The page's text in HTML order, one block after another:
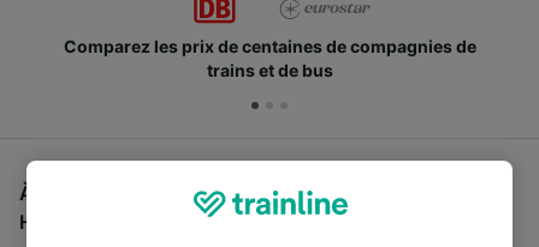
Comparez les prix de centaines de compagnies de
trains et de bus
À la recherche d'un bus de Coblence à Düsseldorf
Hbf, vous êtes au bon endroit.